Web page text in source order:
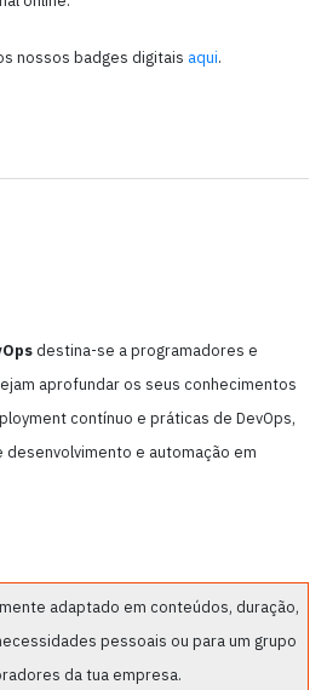
nossos badges digitais aqui.
destina-se a programadores e
aprofundar os seus conhecimentos
contínuo e práticas de DevOps,
e automação em
adaptado em conteúdos, duração,
pessoais ou para um grupo
da tua empresa.